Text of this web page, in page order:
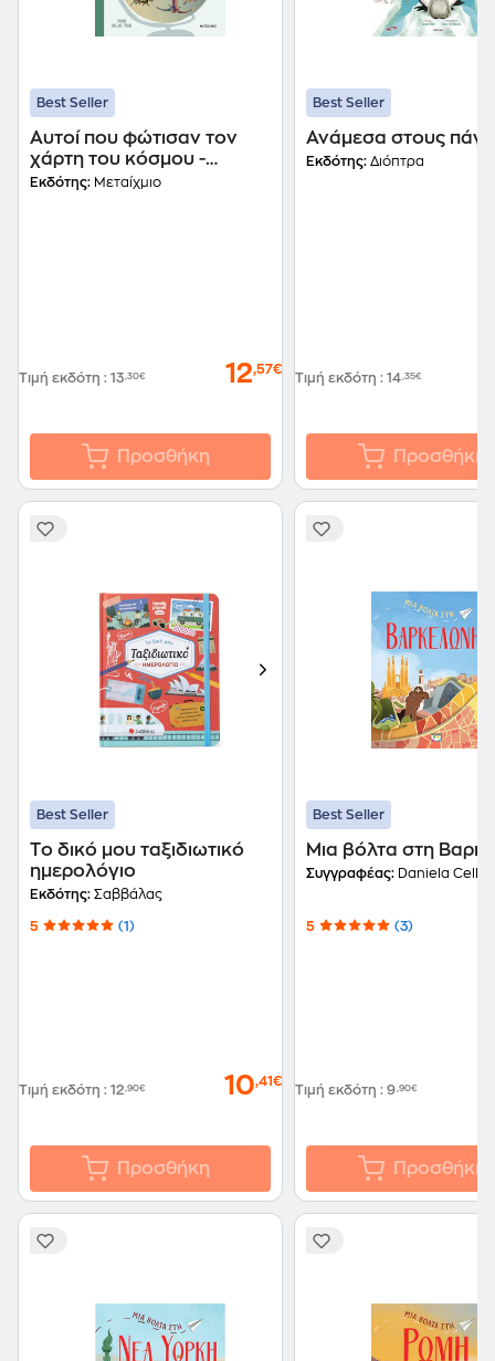
Best Seller
Αυτοί που φώτισαν τον
χάρτη του κόσμου -
Μάρκο πόλο
Εκδότης: Μεταίχμιο
Τιμή εκδότη : 13,30€ 12,57€
Προσθήκη
Best Seller
Ανάμεσα στους
Εκδότης: Διόπτρα
Τιμή εκδότη : 14,35€
Προσθήκη
Best Seller
Tο δικό μου ταξιδιωτικό
ημερολόγιο
Εκδότης: Σαββάλας
5 (1)
Τιμή εκδότη : 12,90€ 10,41€
Προσθήκη
Best Seller
Μια βόλτα στη
Συγγραφέας: Daniela Celli
5 (3)
Τιμή εκδότη : 9,90€
Προσθήκη